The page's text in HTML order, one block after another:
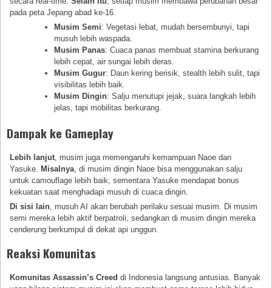
pada peta Jepang abad ke-16.
Musim Semi: Vegetasi lebat, mudah bersembunyi, tapi
musuh lebih waspada.
Musim Panas: Cuaca panas membuat stamina berkurang
lebih cepat, air sungai lebih deras.
Musim Gugur: Daun kering berisik, stealth lebih sulit, tapi
visibilitas lebih baik.
Musim Dingin: Salju menutupi jejak, suara langkah lebih
jelas, tapi mobilitas berkurang.
Dampak ke Gameplay
Lebih lanjut , musim juga memengaruhi kemampuan Naoe dan
Yasuke.
Misalnya , di musim dingin Naoe bisa menggunakan salju
untuk camouflage lebih baik, sementara Yasuke mendapat bonus
kekuatan saat menghadapi musuh di cuaca dingin.
Di sisi lain , musuh AI akan berubah perilaku sesuai musim. Di musim
semi mereka lebih aktif berpatroli, sedangkan di musim dingin mereka
cenderung berkumpul di dekat api unggun.
Reaksi Komunitas
Komunitas Assassin’s Creed di Indonesia langsung antusias. Banyak